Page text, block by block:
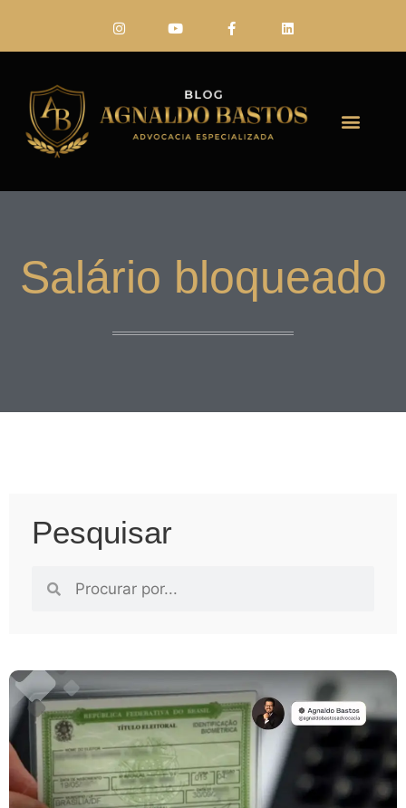
Salário bloqueado
Pesquisar